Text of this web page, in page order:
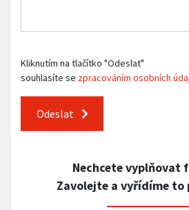
Kliknutím na tlačítko "Odeslat"
souhlasíte se zpracováním osobních
Odeslat
Nechcete vyplňovat
Zavolejte a vyřídíme to